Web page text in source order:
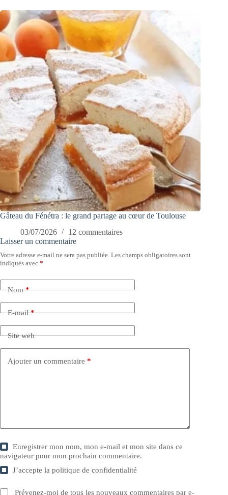
Gâteau du Fénétra : le grand partage au cœur de Toulouse
03/07/2026
12 commentaires
Laisser un commentaire
Votre adresse e-mail ne sera pas publiée. Les champs obligatoires sont
indiqués avec *
Nom*
E-mail*
Site web
Ajouter un commentaire *
Enregistrer mon nom, mon e-mail et mon site dans ce
navigateur pour mon prochain commentaire.
J’accepte lapolitique de confidentialité
Prévenez-moi de tous les nouveaux commentaires par e-